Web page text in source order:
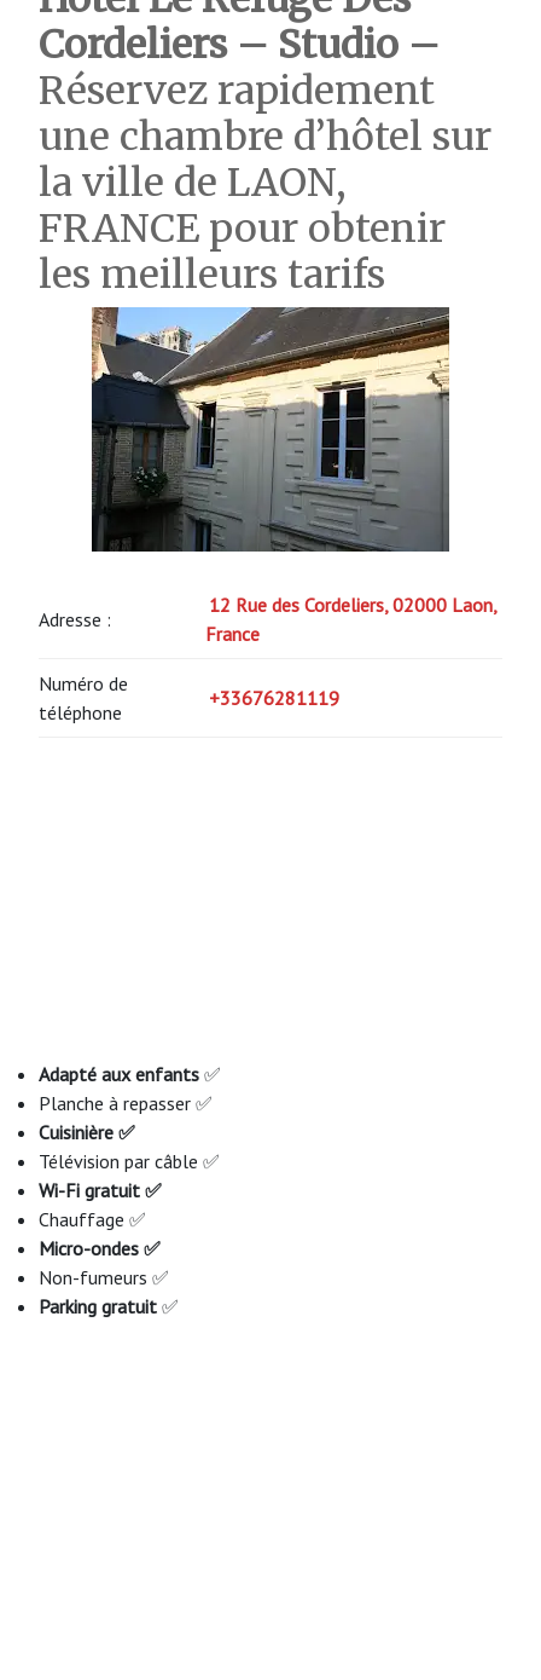
Cordeliers – Studio –
Réservez rapidement
une chambre d’hôtel sur
la ville de LAON,
FRANCE pour obtenir
les meilleurs tarifs
Adresse :
12 Rue des Cordeliers, 02000 Laon,
France
Numéro de
téléphone
+33676281119
Adapté aux enfants ✅
Planche à repasser ✅
Cuisinière ✅
Télévision par câble ✅
Wi-Fi gratuit ✅
Chauffage ✅
Micro-ondes ✅
Non-fumeurs ✅
Parking gratuit ✅